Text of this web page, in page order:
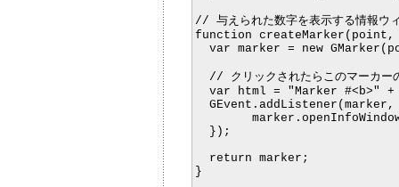
// 与えられた数字を表示する情報ウ
function createMarker(point,
var marker = new
// クリックされたらこのマーカー
var html = "Marker #<b>"
  });
  return marker;
}